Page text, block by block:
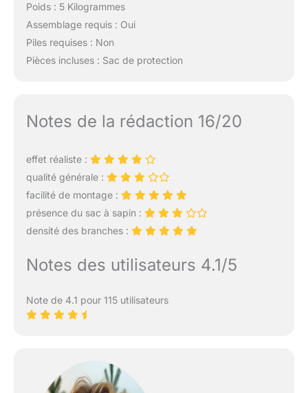
Poids : 5 Kilogrammes
Assemblage requis : Oui
Piles requises : Non
Pièces incluses : Sac de protection
Notes de la rédaction 16/20
effet réaliste :
qualité générale :
facilité de montage :
présence du sac à sapin :
densité des branches :
Notes des utilisateurs 4.1/5
Note de 4.1 pour 115 utilisateurs